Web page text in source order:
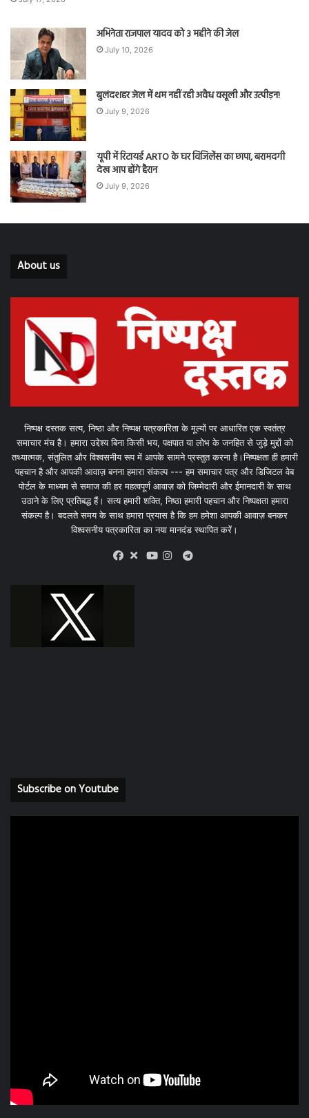
अभिनेता राजपाल यादव को 3 महीने की जेल
July 10, 2026
बुलंदशहर जेल में थम नहीं रही अवैध वसूली और उत्पीड़न!
July 9, 2026
यूपी में रिटायर्ड ARTO के घर विजिलेंस का छापा, बरामदगी
देख आप होंगे हैरान
July 9, 2026
About us
निष्पक्ष दस्तक सत्य, निष्ठा और निष्पक्ष पत्रकारिता के मूल्यों पर आधारित एक स्वतंत्र
समाचार मंच है। हमारा उद्देश्य बिना किसी भय, पक्षपात या लोभ के जनहित से जुड़े मुद्दों को
तथ्यात्मक, संतुलित और विश्वसनीय रूप में आपके सामने प्रस्तुत करना है।निष्पक्षता ही हमारी
पहचान है और आपकी आवाज़ बनना हमारा संकल्प --- हम समाचार पत्र और डिजिटल वेब
पोर्टल के माध्यम से समाज की हर महत्वपूर्ण आवाज़ को जिम्मेदारी और ईमानदारी के साथ
उठाने के लिए प्रतिबद्ध हैं। सत्य हमारी शक्ति, निष्ठा हमारी पहचान और निष्पक्षता हमारा
संकल्प है। बदलते समय के साथ हमारा प्रयास है कि हम हमेशा आपकी आवाज़ बनकर
विश्वसनीय पत्रकारिता का नया मानदंड स्थापित करें।
X
Telegram
Subscribe on Youtube